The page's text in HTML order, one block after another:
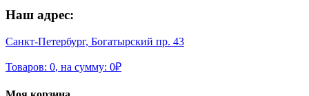
Наш адрес:
Санкт-Петербург, Богатырский пр. 43
Товаров: 0, на сумму: 0₽